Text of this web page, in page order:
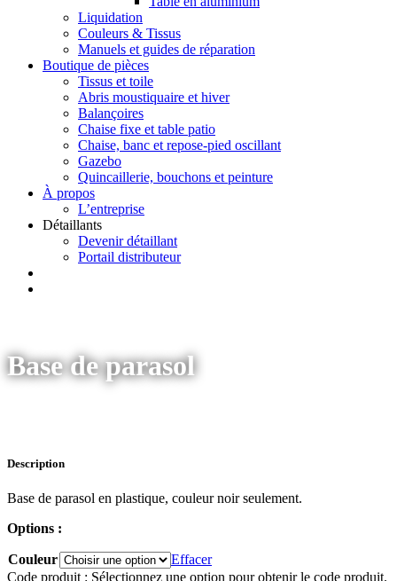
Liquidation
Couleurs & Tissus
Manuels et guides de réparation
Boutique de pièces
Tissus et toile
Abris moustiquaire et hiver
Balançoires
Chaise fixe et table patio
Chaise, banc et repose-pied oscillant
Gazebo
Quincaillerie, bouchons et peinture
À propos
L’entreprise
Détaillants
Devenir détaillant
Portail distributeur
Base de parasol
Description
Base de parasol en plastique, couleur noir seulement.
Options :
Couleur
Effacer
Code produit : Sélectionnez une option pour obtenir le code produit.